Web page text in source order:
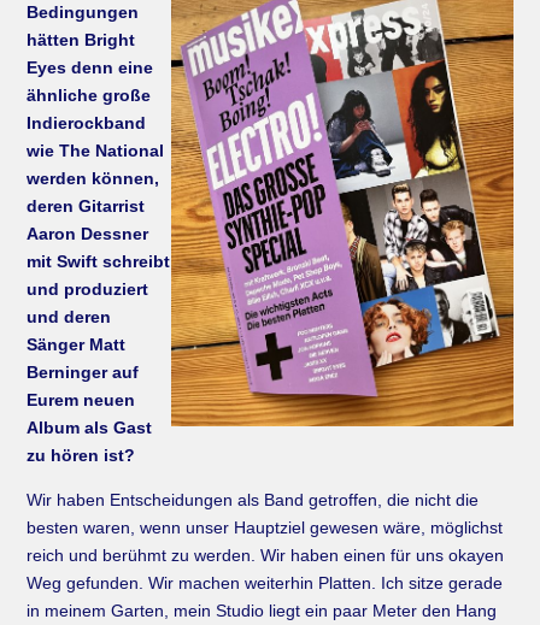
Bedingungen
hätten Bright
Eyes denn eine
ähnliche große
Indierockband
wie The National
werden können,
deren Gitarrist
Aaron Dessner
mit Swift schreibt
und produziert
und deren
Sänger Matt
Berninger auf
Eurem neuen
Album als Gast
zu hören ist?
Wir haben Entscheidungen als Band getroffen, die nicht die
besten waren, wenn unser Hauptziel gewesen wäre, möglichst
reich und berühmt zu werden. Wir haben einen für uns okayen
Weg gefunden. Wir machen weiterhin Platten. Ich sitze gerade
in meinem Garten, mein Studio liegt ein paar Meter den Hang